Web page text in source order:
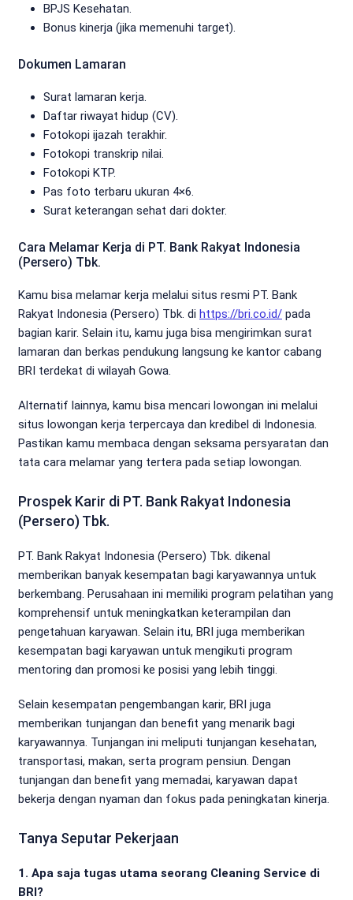
BPJS Kesehatan.
Bonus kinerja (jika memenuhi target).
Dokumen Lamaran
Surat lamaran kerja.
Daftar riwayat hidup (CV).
Fotokopi ijazah terakhir.
Fotokopi transkrip nilai.
Fotokopi KTP.
Pas foto terbaru ukuran 4×6.
Surat keterangan sehat dari dokter.
Cara Melamar Kerja di PT. Bank Rakyat Indonesia
(Persero) Tbk.
Kamu bisa melamar kerja melalui situs resmi PT. Bank
Rakyat Indonesia (Persero) Tbk. di https://bri.co.id/ pada
bagian karir. Selain itu, kamu juga bisa mengirimkan surat
lamaran dan berkas pendukung langsung ke kantor cabang
BRI terdekat di wilayah Gowa.
Alternatif lainnya, kamu bisa mencari lowongan ini melalui
situs lowongan kerja terpercaya dan kredibel di Indonesia.
Pastikan kamu membaca dengan seksama persyaratan dan
tata cara melamar yang tertera pada setiap lowongan.
Prospek Karir di PT. Bank Rakyat Indonesia
(Persero) Tbk.
PT. Bank Rakyat Indonesia (Persero) Tbk. dikenal
memberikan banyak kesempatan bagi karyawannya untuk
berkembang. Perusahaan ini memiliki program pelatihan yang
komprehensif untuk meningkatkan keterampilan dan
pengetahuan karyawan. Selain itu, BRI juga memberikan
kesempatan bagi karyawan untuk mengikuti program
mentoring dan promosi ke posisi yang lebih tinggi.
Selain kesempatan pengembangan karir, BRI juga
memberikan tunjangan dan benefit yang menarik bagi
karyawannya. Tunjangan ini meliputi tunjangan kesehatan,
transportasi, makan, serta program pensiun. Dengan
tunjangan dan benefit yang memadai, karyawan dapat
bekerja dengan nyaman dan fokus pada peningkatan kinerja.
Tanya Seputar Pekerjaan
1. Apa saja tugas utama seorang Cleaning Service di
BRI?